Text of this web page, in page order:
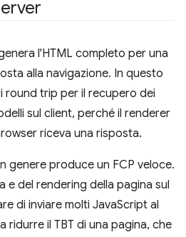
l'HTML completo per una
alla navigazione. In questo
round trip per il recupero dei
sul client, perché il renderer
riceva una risposta.
genere produce un FCP veloce.
e del rendering della pagina sul
di inviare molti JavaScript al
ridurre il TBT di una pagina, che